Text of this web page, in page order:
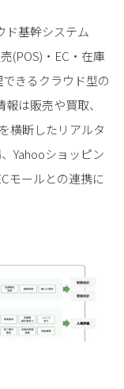
ド基幹システム
(POS)・EC・在庫
きるクラウド型の
は販売や買取、
横断したリアルタ
Yahooショッピン
モールとの連携に